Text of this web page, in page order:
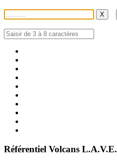
X
Référentiel Volcans L.A.V.E.